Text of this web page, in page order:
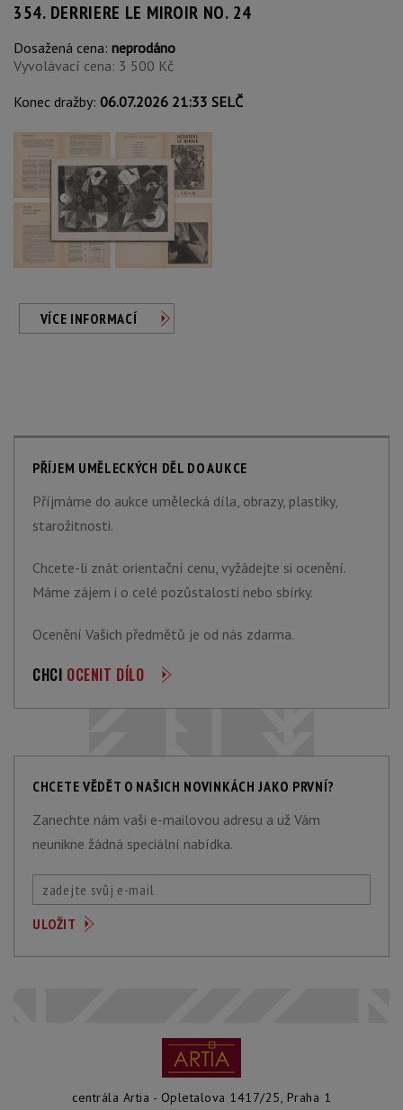
354. DERRIERE LE MIROIR NO. 24
Dosažená cena: neprodáno
Vyvolávací cena: 3 500 Kč
Konec dražby: 06.07.2026 21:33 SELČ
VÍCE INFORMACÍ
PŘÍJEM UMĚLECKÝCH DĚL DO AUKCE
Příjmáme do aukce umělecká díla, obrazy, plastiky,
starožitnosti.
Chcete-li znát orientační cenu, vyžádejte si ocenění.
Máme zájem i o celé pozůstalosti nebo sbírky.
Ocenění Vašich předmětů je od nás zdarma.
CHCI OCENIT DÍLO
CHCETE VĚDĚT O NAŠICH NOVINKÁCH JAKO PRVNÍ?
Zanechte nám vaši e-mailovou adresu a už Vám
neunikne žádná speciální nabídka.
centrála Artia - Opletalova 1417/25, Praha 1